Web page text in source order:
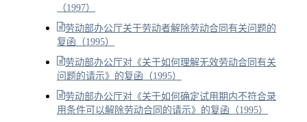
（1997）
劳动部办公厅关于劳动者解除劳动合同有关问题的
复函（1995）
劳动部办公厅对《关于如何理解无效劳动合同有关
问题的请示》的复函（1995）
劳动部办公厅对《关于如何确定试用期内不符合录
用条件可以解除劳动合同的请示》的复函（1995）